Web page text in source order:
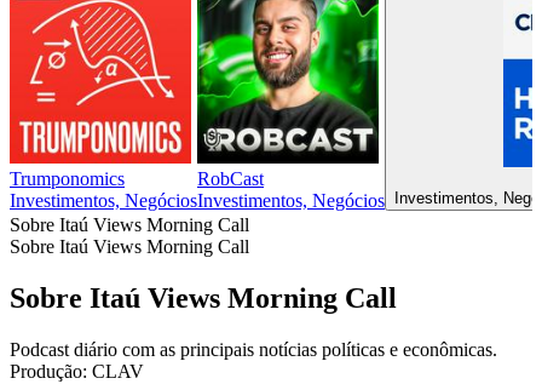
Trumponomics
Investimentos, Negócios
RobCast
Investimentos, Negócios
Investimentos,
Sobre Itaú Views Morning Call
Sobre Itaú Views Morning Call
Sobre Itaú Views Morning Call
Podcast diário com as principais notícias políticas e econômicas.
Produção: CLAV